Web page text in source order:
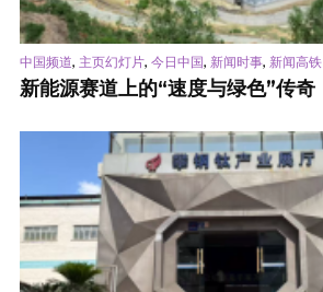
中国频道, 主页幻灯片, 今日中国, 新闻时事, 新闻高铁
新能源赛道上的“速度与绿色”传奇